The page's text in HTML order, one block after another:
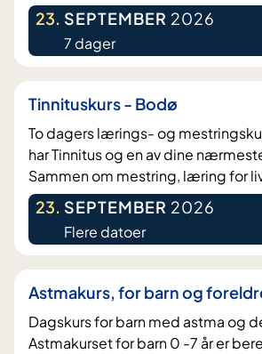
23. SEPTEMBER 2026
7 dager
Tinnituskurs - Bodø
To dagers lærings- og
har Tinnitus og en av dine
Sammen om mestring, læring for
23. SEPTEMBER 2026
Flere datoer
Astmakurs, for barn og
Dagskurs for barn med astma og
Astmakurset for barn 0 -7 år er